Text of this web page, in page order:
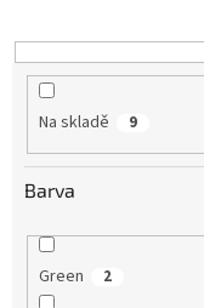
k
t
Na skladě 9
Barva
Green 2